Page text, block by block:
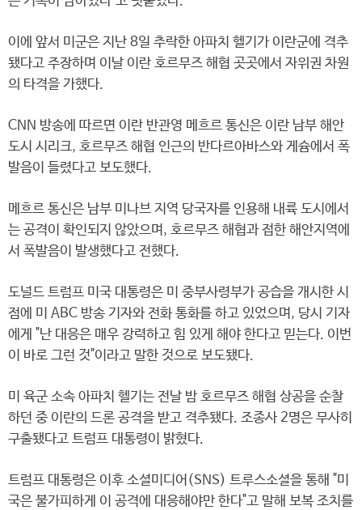
이에 앞서 미군은 지난 8일 추락한 아파치 헬기가 이란군에 격추
됐다고 주장하며 이날 이란 호르무즈 해협 곳곳에서 자위권 차원
의 타격을 가했다.
CNN 방송에 따르면 이란 반관영 메흐르 통신은 이란 남부 해안
도시 시리크, 호르무즈 해협 인근의 반다르아바스와 게슘에서 폭
발음이 들렸다고 보도했다.
메흐르 통신은 남부 미나브 지역 당국자를 인용해 내륙 도시에서
는 공격이 확인되지 않았으며, 호르무즈 해협과 접한 해안지역에
서 폭발음이 발생했다고 전했다.
도널드 트럼프 미국 대통령은 미 중부사령부가 공습을 개시한 시
점에 미 ABC 방송 기자와 전화 통화를 하고 있었으며, 당시 기자
에게 "난 대응은 매우 강력하고 힘 있게 해야 한다고 믿는다. 이번
이 바로 그런 것"이라고 말한 것으로 보도됐다.
미 육군 소속 아파치 헬기는 전날 밤 호르무즈 해협 상공을 순찰
하던 중 이란의 드론 공격을 받고 격추됐다. 조종사 2명은 무사히
구출됐다고 트럼프 대통령이 밝혔다.
트럼프 대통령은 이후 소셜미디어(SNS) 트루스소셜을 통해 "미
국은 불가피하게 이 공격에 대응해야만 한다"고 말해 보복 조치를